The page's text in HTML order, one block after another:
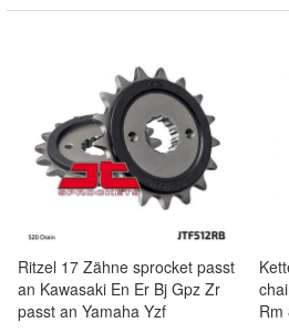
Ritzel 17 Zähne sprocket passt
an Kawasaki En Er Bj Gpz Zr
passt an Yamaha Yzf
Rm